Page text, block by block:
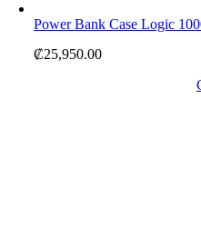
Power Bank Case Logic
₡25,950.00